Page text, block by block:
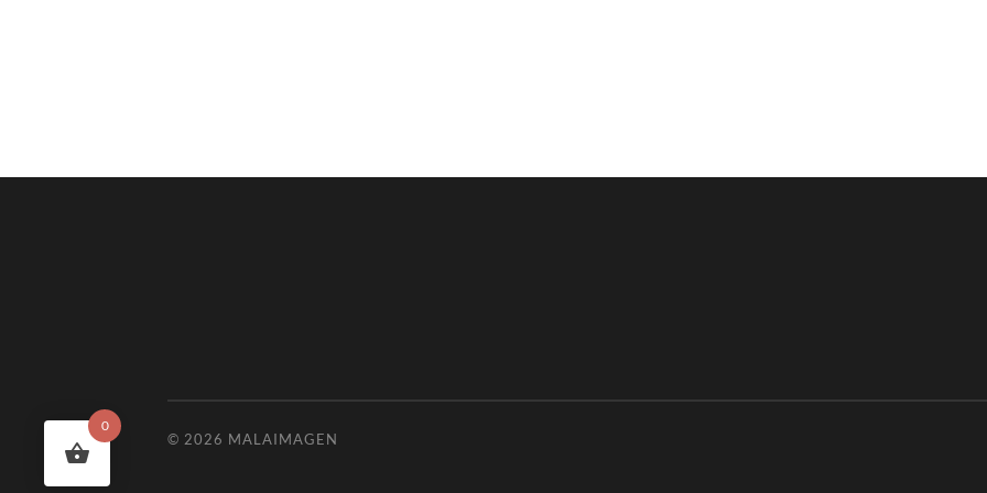
© 2026 MALAIMAGEN
0